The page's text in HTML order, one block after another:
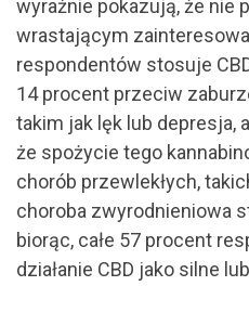
wyraźnie pokazują, że nie
wrastającym
respondentów stosuje
14 procent przeciw
takim jak lęk lub depresja,
że spożycie tego
chorób przewlekłych,
choroba zwyrodnieniowa
biorąc, całe 57 procent
działanie CBD jako silne